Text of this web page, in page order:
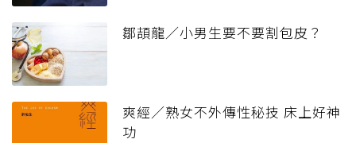
鄒頡龍／小男生要不要割包皮？
爽經／熟女不外傳性秘技 床上好神
功